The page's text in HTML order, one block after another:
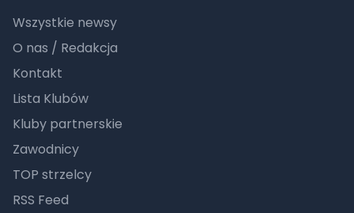
Wszystkie newsy
O nas / Redakcja
Kontakt
Lista Klubów
Kluby partnerskie
Zawodnicy
TOP strzelcy
RSS Feed